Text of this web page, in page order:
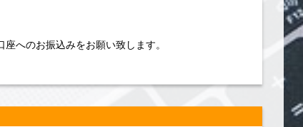
へのお振込みをお願い致します。